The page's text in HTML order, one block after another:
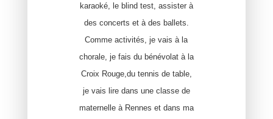
karaoké, le blind test, assister à
des concerts et à des ballets.
Comme activités, je vais à la
chorale, je fais du bénévolat à la
Croix Rouge,du tennis de table,
je vais lire dans une classe de
maternelle à Rennes et dans ma